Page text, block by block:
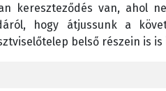
kereszteződés van, ahol
hogy átjussunk a
belső részein is